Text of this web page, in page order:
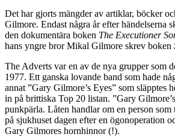
Det har gjorts mängder av artiklar, böcker
Gilmore. Endast några år efter händelserna
den dokumentära boken The Executioner
hans yngre bror Mikal Gilmore skrev boken
The Adverts var en av de nya grupper som
1977. Ett ganska lovande band som hade
annat ”Gary Gilmore’s Eyes” som släpptes
in på brittiska Top 20 listan. ”Gary
punkpärla. Låten handlar om en person
på sjukhuset dagen efter en ögonoperation
Gary Gilmores hornhinnor (!).